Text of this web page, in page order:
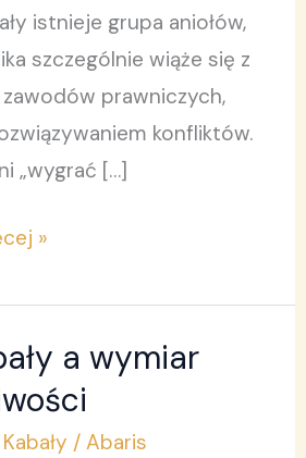
istnieje grupa aniołów,
szczególnie wiąże się z
prawniczych,
konfliktów.
„wygrać […]
»
a wymiar
/Abaris